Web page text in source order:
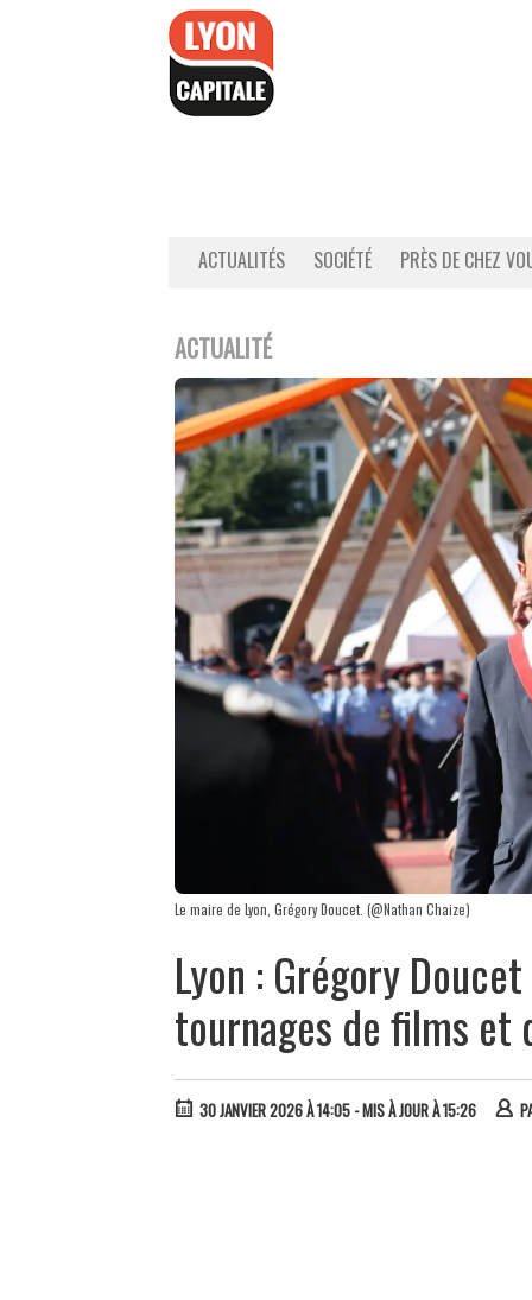
ACTUALITÉS SOCIÉTÉ PRÈS DE CHEZ
ACTUALITÉ
Le maire de Lyon, Grégory Doucet. (@Nathan Chaize)
Lyon : Grégory
tournages de films et
30 JANVIER 2026 À 14:05 - MIS À JOUR À 15:26